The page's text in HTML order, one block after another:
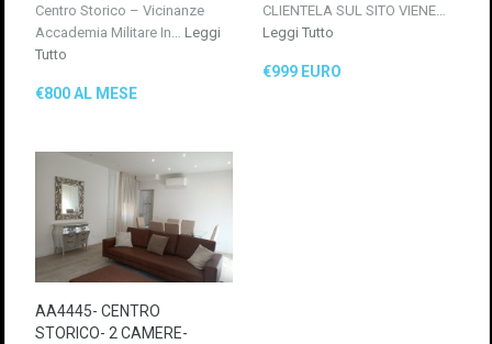
Centro Storico – Vicinanze
Accademia Militare In… Leggi
Tutto
€800 AL MESE
CLIENTELA SUL SITO VIENE…
Leggi Tutto
€999 EURO
AA4445- CENTRO
STORICO- 2 CAMERE-